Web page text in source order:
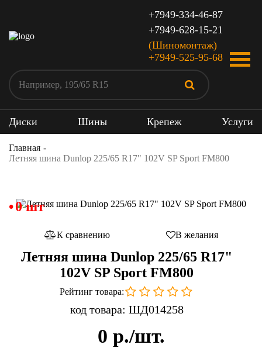
+7949-334-46-87
+7949-628-15-21
(Шиномонтаж)
+7949-525-95-68
Диски Шины Крепеж Услуги
Главная
Летняя шина Dunlop 225/65 R17" 102V SP Sport FM800
0 шт
К сравнению В желания
Летняя шина Dunlop 225/65 R17"
102V SP Sport FM800
Рейтинг товара:
код товара: ШД014258
0 р./шт.